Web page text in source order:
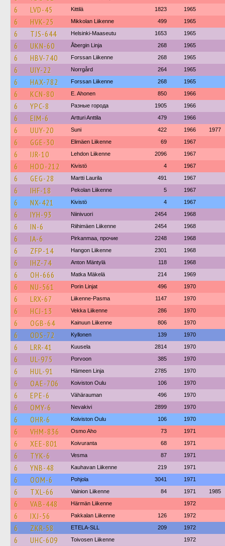
6 LVD-45 Kittilä 1823 1965
6 HVK-25 Mikkolan Liikenne 499 1965
6 TJS-644 Helsinki-Maaseutu 1653 1965
6 UKN-60 Åbergin Linja 268 1965
6 HBV-740 Forssan Liikenne 268 1965
6 UIY-22 Norrgård 264 1965
6 HAX-782 Forssan Liikenne 268 1965
6 KCN-80 E. Ahonen 850 1966
6 YPC-8 Разные города 1905 1966
6 EIM-6 Artturi Anttila 479 1966
6 UUY-20 Suni 422 1966 1977
6 GGE-30 Elimäen Liikenne 69 1967
6 IJR-10 Lehdon Liikenne 2096 1967
6 HOO-212 Kivistö 4 1967
6 GEG-28 Martti Laurila 491 1967
6 IHF-18 Pekolan Liikenne 5 1967
6 NX-421 Kivistö 4 1967
6 IYH-93 Niinivuori 2454 1968
6 IN-6 Riihimäen Liikenne 2454 1968
6 IA-6 Pirkanmaa, прочие 2248 1968
6 ZFP-14 Hangon Liikenne 2301 1968
6 IHZ-74 Anton Mäntylä 118 1968
6 OH-666 Matka Mäkelä 214 1969
6 NU-561 Porin Linjat 496 1970
6 LRX-67 Liikenne-Pasma 1147 1970
6 HCJ-13 Vekka Liikenne 286 1970
6 OGB-64 Kainuun Liikenne 806 1970
6 ODS-72 Kyllonen 139 1970
6 LRR-41 Kuusela 2814 1970
6 UL-975 Porvoon 385 1970
6 HUL-91 Hämeen Linja 2785 1970
6 OAE-706 Koiviston Oulu 106 1970
6 EPE-6 Vähärauman 496 1970
6 OMY-6 Nevakivi 2899 1970
6 OHR-6 Koiviston Oulu 106 1970
6 VHM-836 Osmo Aho 73 1971
6 XEE-801 Koivuranta 68 1971
6 TYK-6 Vesma 87 1971
6 YNB-48 Kauhavan Liikenne 219 1971
6 OOM-6 Pohjola 3041 1971
6 TXL-66 Vainion Liikenne 84 1971 1985
6 VAB-448 Härmän Liikenne 1972
6 IXJ-56 Pakkalan Liikenne 126 1972
6 ZKR-58 ETELA-SLL 209 1972
6 UHC-609 Toivosen Liikenne 1972